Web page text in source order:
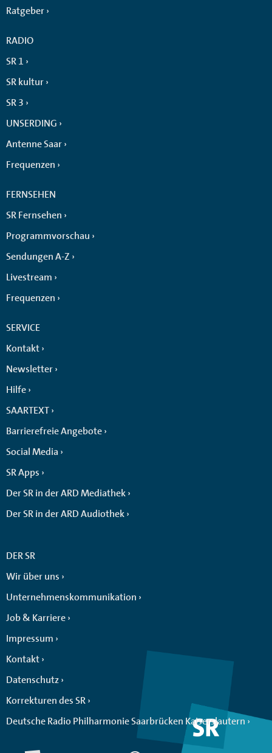
Ratgeber
RADIO
SR 1
SR kultur
SR 3
UNSERDING
Antenne Saar
Frequenzen
FERNSEHEN
SR Fernsehen
Programmvorschau
Sendungen A-Z
Livestream
Frequenzen
SERVICE
Kontakt
Newsletter
Hilfe
SAARTEXT
Barrierefreie Angebote
Social Media
SR Apps
Der SR in der ARD Mediathek
Der SR in der ARD Audiothek
DER SR
Wir über uns
Unternehmenskommunikation
Job & Karriere
Impressum
Kontakt
Datenschutz
Korrekturen des SR
Deutsche Radio Philharmonie Saarbrücken Kaiserslautern